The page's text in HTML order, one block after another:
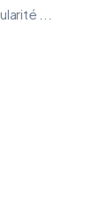
...